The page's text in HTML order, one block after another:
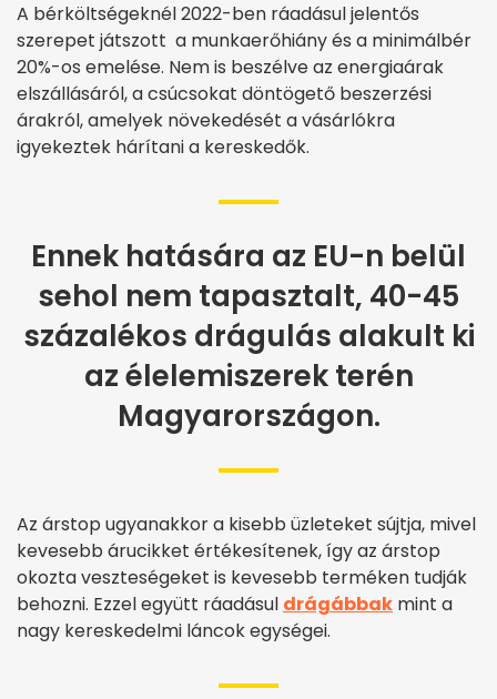
A bérköltségeknél 2022-ben ráadásul jelentős
szerepet játszott a munkaerőhiány és a minimálbér
20%-os emelése. Nem is beszélve az energiaárak
elszállásáról, a csúcsokat döntögető beszerzési
árakról, amelyek növekedését a vásárlókra
igyekeztek hárítani a kereskedők.
Ennek hatására az EU-n belül
sehol nem tapasztalt, 40-45
százalékos drágulás alakult ki
az élelemiszerek terén
Magyarországon.
Az árstop ugyanakkor a kisebb üzleteket sújtja, mivel
kevesebb árucikket értékesítenek, így az árstop
okozta veszteségeket is kevesebb terméken tudják
behozni. Ezzel együtt ráadásul drágábbak mint a
nagy kereskedelmi láncok egységei.